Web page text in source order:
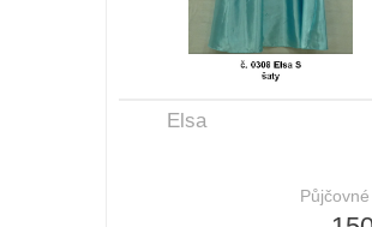
Elsa